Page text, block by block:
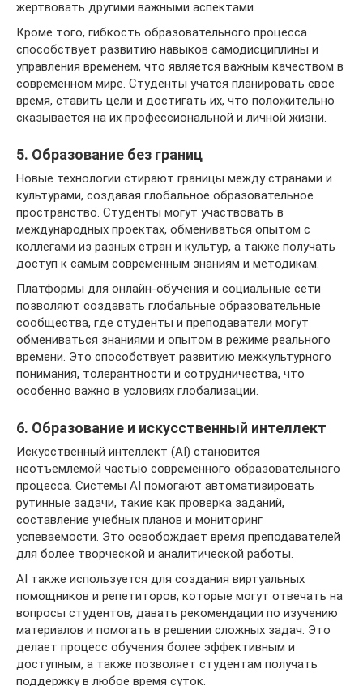
жертвовать другими важными аспектами.
Кроме того, гибкость образовательного процесса
способствует развитию навыков самодисциплины и
управления временем, что является важным качеством в
современном мире. Студенты учатся планировать свое
время, ставить цели и достигать их, что положительно
сказывается на их профессиональной и личной жизни.
5. Образование без границ
Новые технологии стирают границы между странами и
культурами, создавая глобальное образовательное
пространство. Студенты могут участвовать в
международных проектах, обмениваться опытом с
коллегами из разных стран и культур, а также получать
доступ к самым современным знаниям и методикам.
Платформы для онлайн-обучения и социальные сети
позволяют создавать глобальные образовательные
сообщества, где студенты и преподаватели могут
обмениваться знаниями и опытом в режиме реального
времени. Это способствует развитию межкультурного
понимания, толерантности и сотрудничества, что
особенно важно в условиях глобализации.
6. Образование и искусственный интеллект
Искусственный интеллект (AI) становится
неотъемлемой частью современного образовательного
процесса. Системы AI помогают автоматизировать
рутинные задачи, такие как проверка заданий,
составление учебных планов и мониторинг
успеваемости. Это освобождает время преподавателей
для более творческой и аналитической работы.
AI также используется для создания виртуальных
помощников и репетиторов, которые могут отвечать на
вопросы студентов, давать рекомендации по изучению
материалов и помогать в решении сложных задач. Это
делает процесс обучения более эффективным и
доступным, а также позволяет студентам получать
поддержку в любое время суток.